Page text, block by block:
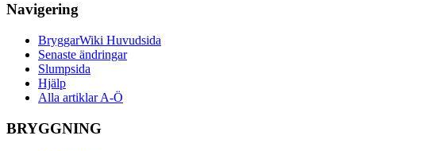
Navigering
BryggarWiki Huvudsida
Senaste ändringar
Slumpsida
Hjälp
Alla artiklar A-Ö
BRYGGNING